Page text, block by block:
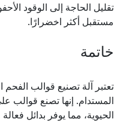
تقليل الحاجة إلى الوقود
مستقبل أكثر اخضرارًا.
خاتمة
تعتبر آلة تصنيع قوالب الفحم
المستدام. إنها تصنع
الحيوية، مما يوفر بدائل